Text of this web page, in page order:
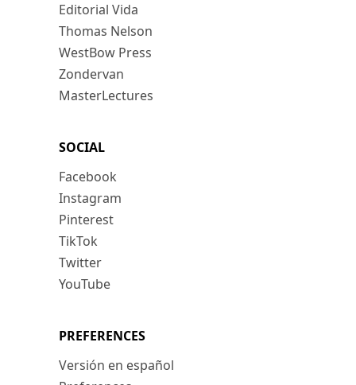
Editorial Vida
Thomas Nelson
WestBow Press
Zondervan
MasterLectures
SOCIAL
Facebook
Instagram
Pinterest
TikTok
Twitter
YouTube
PREFERENCES
Versión en español